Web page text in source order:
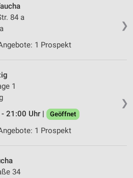
❯
84 a
1 Prospekt
❯
1
21:00 Uhr |
Geöffnet
1 Prospekt
34